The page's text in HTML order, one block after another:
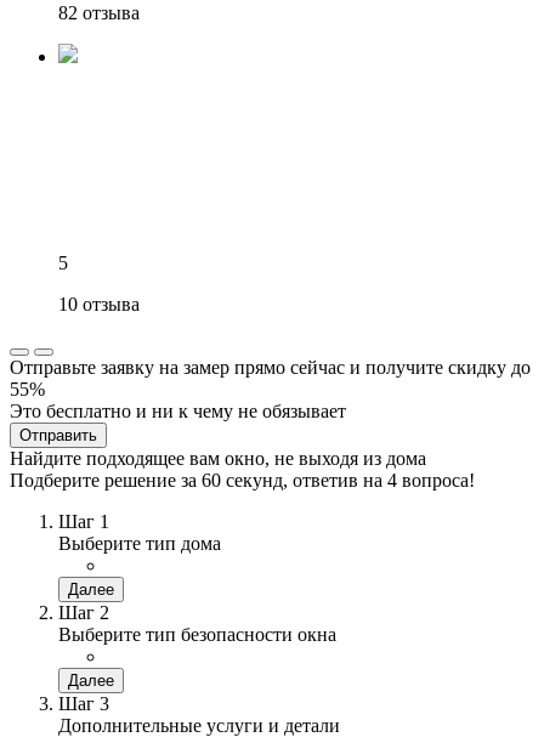
82 отзыва
5
10 отзыва
Отправьте заявку на замер прямо сейчас и получите скидку до
55%
Это бесплатно и ни к чему не обязывает
Отправить
Найдите подходящее вам окно, не выходя из дома
Подберите решение за 60 секунд, ответив на 4 вопроса!
Шаг 1
Выберите тип дома
Далее
Шаг 2
Выберите тип безопасности окна
Далее
Шаг 3
Дополнительные услуги и детали